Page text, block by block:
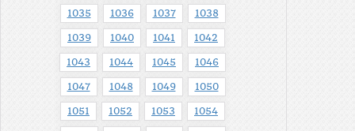
1035 1036 1037 1038
1039 1040 1041 1042
1043 1044 1045 1046
1047 1048 1049 1050
1051 1052 1053 1054